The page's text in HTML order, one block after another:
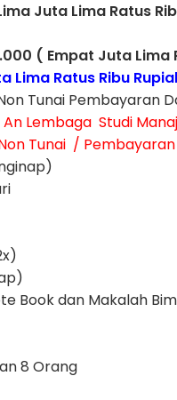
Juta Lima Ratus
( Empat Juta Lima
Lima Ratus Ribu
Non Tunai
Lembaga Studi
Tunai /
Book dan Makalah
8 Orang